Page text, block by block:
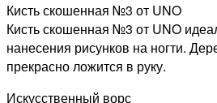
Кисть скошенная №3 от UNO
Кисть скошенная №3 от UNO
нанесения рисунков на ногти.
прекрасно ложится в руку.
Искусственный ворс